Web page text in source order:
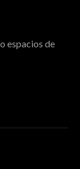
espacios de